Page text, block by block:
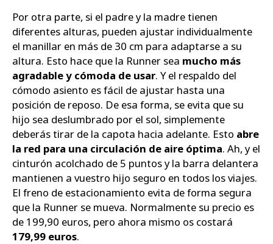
Por otra parte, si el padre y la madre tienen
diferentes alturas, pueden ajustar individualmente
el manillar en más de 30 cm para adaptarse a su
altura. Esto hace que la Runner sea mucho más
agradable y cómoda de usar. Y el respaldo del
cómodo asiento es fácil de ajustar hasta una
posición de reposo. De esa forma, se evita que su
hijo sea deslumbrado por el sol, simplemente
deberás tirar de la capota hacia adelante. Esto abre
la red para una circulación de aire óptima. Ah, y el
cinturón acolchado de 5 puntos y la barra delantera
mantienen a vuestro hijo seguro en todos los viajes.
El freno de estacionamiento evita de forma segura
que la Runner se mueva. Normalmente su precio es
de 199,90 euros, pero ahora mismo os costará
179,99 euros.